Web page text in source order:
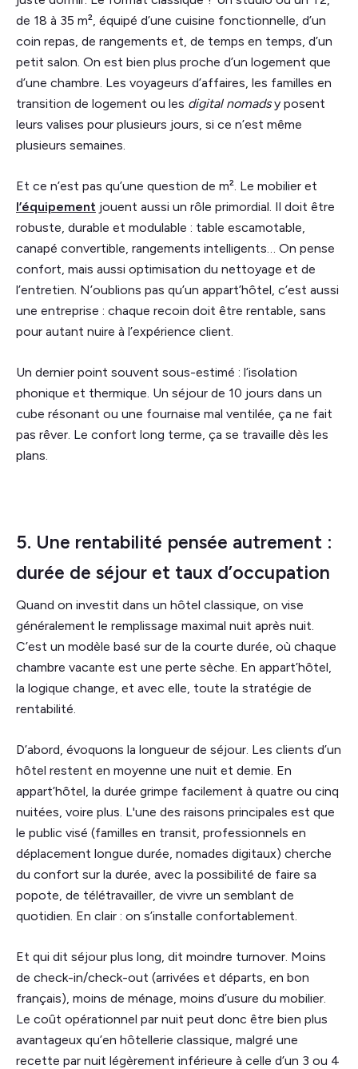
de 18 à 35 m², équipé d’une cuisine fonctionnelle, d’un
coin repas, de rangements et, de temps en temps, d’un
petit salon. On est bien plus proche d’un logement que
d’une chambre. Les voyageurs d’affaires, les familles en
transition de logement ou les digital nomadsy posent
leurs valises pour plusieurs jours, si ce n’est même
plusieurs semaines.
Et ce n’est pas qu’une question de m². Le mobilier et
l’équipement jouent aussi un rôle primordial. Il doit être
robuste, durable et modulable : table escamotable,
canapé convertible, rangements intelligents… On pense
confort, mais aussi optimisation du nettoyage et de
l’entretien. N’oublions pas qu’un appart’hôtel, c’est aussi
une entreprise : chaque recoin doit être rentable, sans
pour autant nuire à l’expérience client.
Un dernier point souvent sous-estimé : l’isolation
phonique et thermique. Un séjour de 10 jours dans un
cube résonant ou une fournaise mal ventilée, ça ne fait
pas rêver. Le confort long terme, ça se travaille dès les
plans.
5. Une rentabilité pensée autrement :
durée de séjour et taux d’occupation
Quand on investit dans un hôtel classique, on vise
généralement le remplissage maximal nuit après nuit.
C’est un modèle basé sur de la courte durée, où chaque
chambre vacante est une perte sèche. En appart’hôtel,
la logique change, et avec elle, toute la stratégie de
rentabilité.
D’abord, évoquons la longueur de séjour. Les clients d’un
hôtel restent en moyenne une nuit et demie. En
appart’hôtel, la durée grimpe facilement à quatre ou cinq
nuitées, voire plus. L'une des raisons principales est que
le public visé (familles en transit, professionnels en
déplacement longue durée, nomades digitaux) cherche
du confort sur la durée, avec la possibilité de faire sa
popote, de télétravailler, de vivre un semblant de
quotidien. En clair : on s’installe confortablement.
Et qui dit séjour plus long, dit moindre turnover. Moins
de check-in/check-out (arrivées et départs, en bon
français), moins de ménage, moins d’usure du mobilier.
Le coût opérationnel par nuit peut donc être bien plus
avantageux qu’en hôtellerie classique, malgré une
recette par nuit légèrement inférieure à celle d’un 3 ou 4